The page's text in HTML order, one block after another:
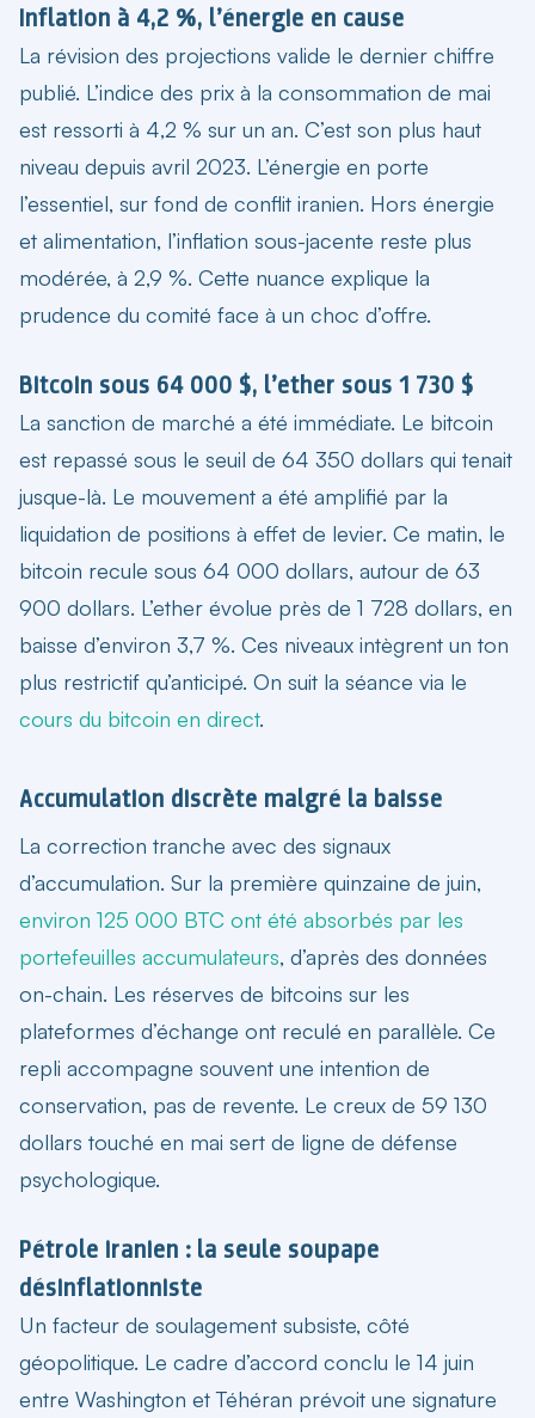
Inflation à 4,2 %, l’énergie en cause
La révision des projections valide le dernier chiffre
publié. L’indice des prix à la consommation de mai
est ressorti à 4,2 % sur un an. C’est son plus haut
niveau depuis avril 2023. L’énergie en porte
l’essentiel, sur fond de conflit iranien. Hors énergie
et alimentation, l’inflation sous-jacente reste plus
modérée, à 2,9 %. Cette nuance explique la
prudence du comité face à un choc d’offre.
Bitcoin sous 64 000 $, l’ether sous 1 730 $
La sanction de marché a été immédiate. Le bitcoin
est repassé sous le seuil de 64 350 dollars qui tenait
jusque-là. Le mouvement a été amplifié par la
liquidation de positions à effet de levier. Ce matin, le
bitcoin recule sous 64 000 dollars, autour de 63
900 dollars. L’ether évolue près de 1 728 dollars, en
baisse d’environ 3,7 %. Ces niveaux intègrent un ton
plus restrictif qu’anticipé. On suit la séance via le
cours du bitcoin en direct.
Accumulation discrète malgré la baisse
La correction tranche avec des signaux
d’accumulation. Sur la première quinzaine de juin,
environ 125 000 BTC ont été absorbés par les
portefeuilles accumulateurs, d’après des données
on-chain. Les réserves de bitcoins sur les
plateformes d’échange ont reculé en parallèle. Ce
repli accompagne souvent une intention de
conservation, pas de revente. Le creux de 59 130
dollars touché en mai sert de ligne de défense
psychologique.
Pétrole iranien : la seule soupape
désinflationniste
Un facteur de soulagement subsiste, côté
géopolitique. Le cadre d’accord conclu le 14 juin
entre Washington et Téhéran prévoit une signature